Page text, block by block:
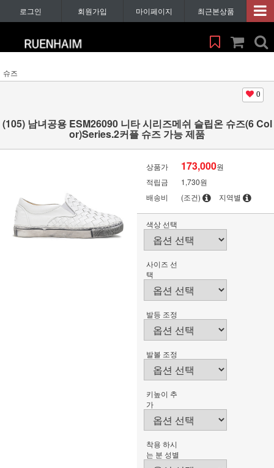
로그인 회원가입 마이페이지 최근본상품
슈즈
0
(105) 남녀공용 ESM26090 니타 시리즈메쉬 슬립온 슈즈(6 Col
or)Series.2커플 슈즈 가능 제품
상품가 173,000원
적립금
1,730원
배송비
(조건) 지역별
색상 선택
사이즈 선
택
발등 조정
발볼 조정
키높이 추
가
착용 하시
는 분 성별